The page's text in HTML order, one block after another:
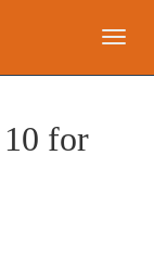
导
for